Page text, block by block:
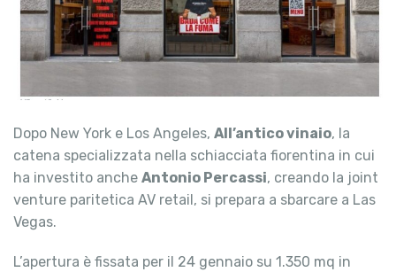
Dopo New York e Los Angeles, All’antico vinaio, la
catena specializzata nella schiacciata fiorentina in cui
ha investito anche Antonio Percassi, creando la joint
venture paritetica AV retail, si prepara a sbarcare a Las
Vegas.
L’apertura è fissata per il 24 gennaio su 1.350 mq in